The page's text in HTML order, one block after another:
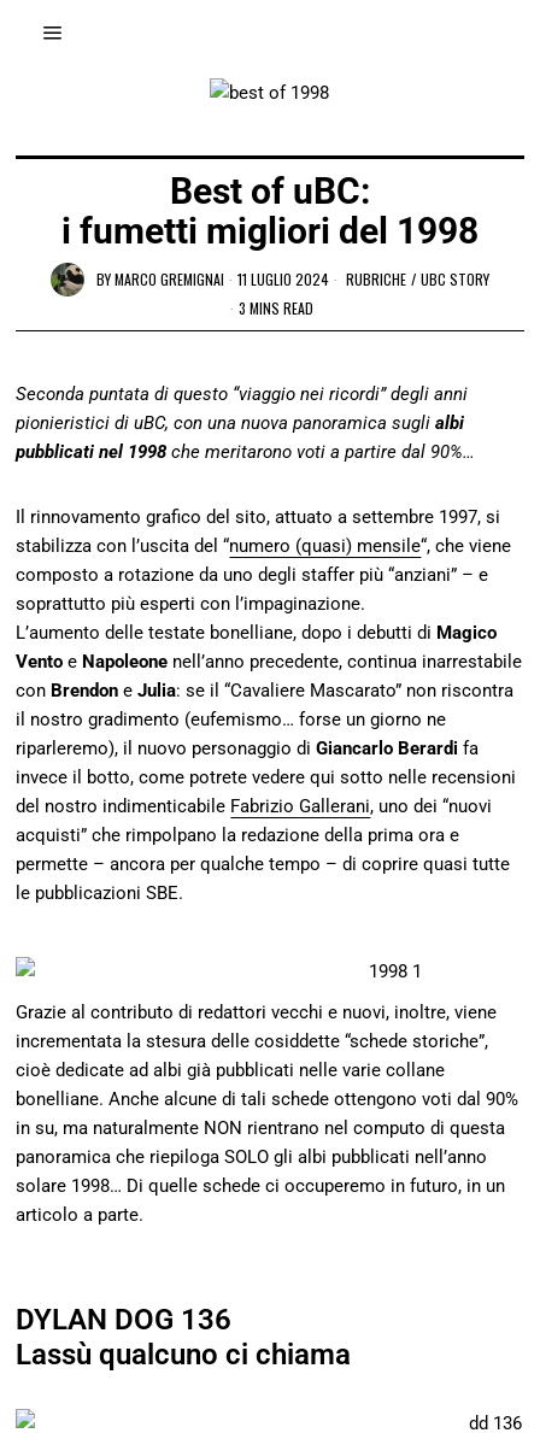
Best of uBC:
i fumetti migliori del 1998
BYMARCO GREMIGNAI 11 LUGLIO 2024 RUBRICHE / UBC STORY
3 MINS READ
Seconda puntata di questo “viaggio nei ricordi” degli anni
pionieristici di uBC, con una nuova panoramica suglialbi
pubblicati nel 1998 che meritarono voti a partire dal 90%…
Il rinnovamento grafico del sito, attuato a settembre 1997, si
stabilizza con l’uscita del “numero (quasi) mensile“, che viene
composto a rotazione da uno degli staffer più “anziani” – e
soprattutto più esperti con l’impaginazione.
L’aumento delle testate bonelliane, dopo i debutti di Magico
Vento e Napoleone nell’anno precedente, continua inarrestabile
con Brendon eJulia: se il “Cavaliere Mascarato” non riscontra
il nostro gradimento (eufemismo… forse un giorno ne
riparleremo), il nuovo personaggio diGiancarlo Berardi fa
invece il botto, come potrete vedere qui sotto nelle recensioni
del nostro indimenticabile Fabrizio Gallerani, uno dei “nuovi
acquisti” che rimpolpano la redazione della prima ora e
permette – ancora per qualche tempo – di coprire quasi tutte
le pubblicazioni SBE.
Grazie al contributo di redattori vecchi e nuovi, inoltre, viene
incrementata la stesura delle cosiddette “schede storiche”,
cioè dedicate ad albi già pubblicati nelle varie collane
bonelliane. Anche alcune di tali schede ottengono voti dal 90%
in su, ma naturalmente NON rientrano nel computo di questa
panoramica che riepiloga SOLO gli albi pubblicati nell’anno
solare 1998… Di quelle schede ci occuperemo in futuro, in un
articolo a parte.
DYLAN DOG 136
Lassù qualcuno ci chiama